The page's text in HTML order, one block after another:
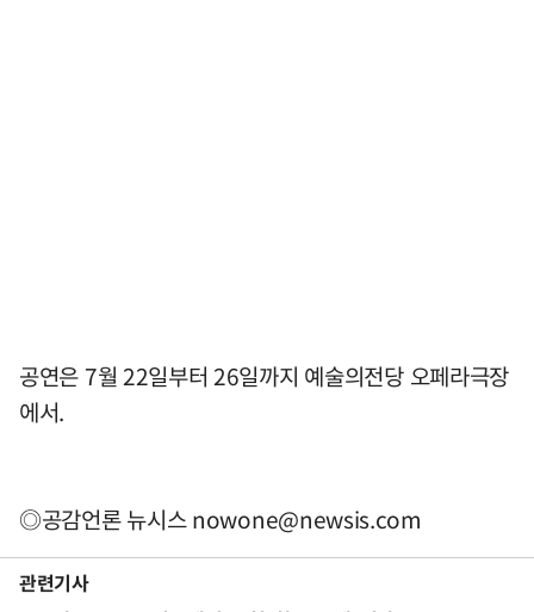
공연은 7월 22일부터 26일까지 예술의전당 오페라극장
에서.
◎공감언론 뉴시스nowone@newsis.com
관련기사